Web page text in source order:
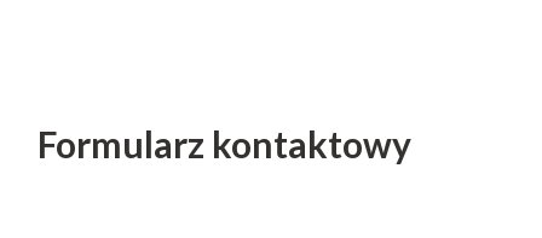
Formularz kontaktowy